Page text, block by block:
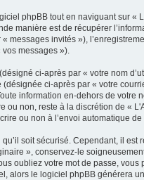
phpBB tout en naviguant sur
manière est de récupérer
messages invités »),
messages »).
ci-après par « votre nom
ci-après par « votre
information en-dehors de votre
ou non, reste à la discrétion de «
ou non à l’envoi automatique
soit sécurisé. Cependant, il
», conservez-le
oubliez votre mot de passe,
alors le logiciel phpBB générera